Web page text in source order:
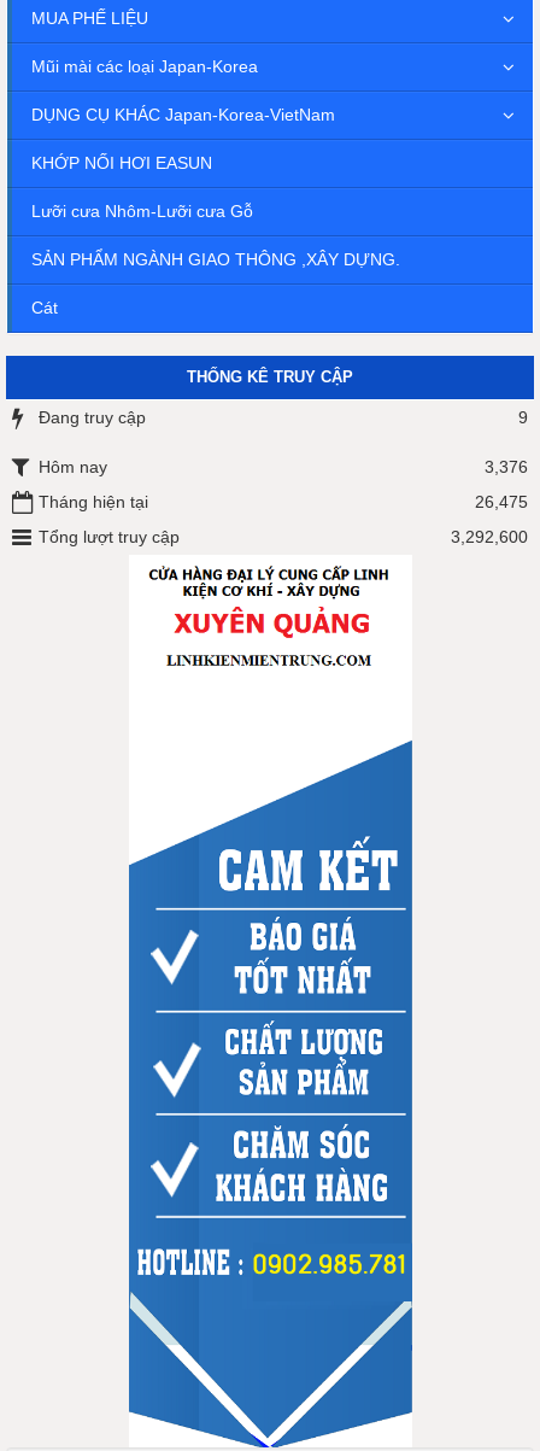
MUA PHẾ LIỆU
Mũi mài các loại Japan-Korea
DỤNG CỤ KHÁC Japan-Korea-VietNam
KHỚP NỐI HƠI EASUN
Lưỡi cưa Nhôm-Lưỡi cưa Gỗ
SẢN PHẨM NGÀNH GIAO THÔNG ,XÂY DỰNG.
Cát
THỐNG KÊ TRUY CẬP
Đang truy cập 9
Hôm nay
3,376
Tháng hiện tại
26,475
Tổng lượt truy cập
3,292,600